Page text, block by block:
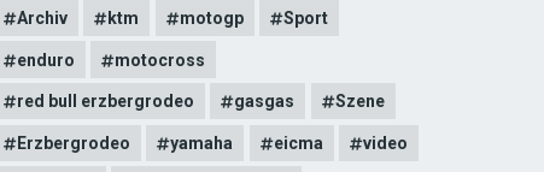
Archiv ktm motogp Sport
enduro motocross
red bull erzbergrodeo gasgas Szene
Erzbergrodeo yamaha eicma video